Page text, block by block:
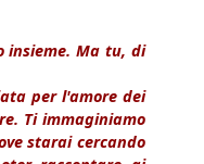
insieme. Ma tu, di
per l'amore dei
Ti immaginiamo
starai cercando